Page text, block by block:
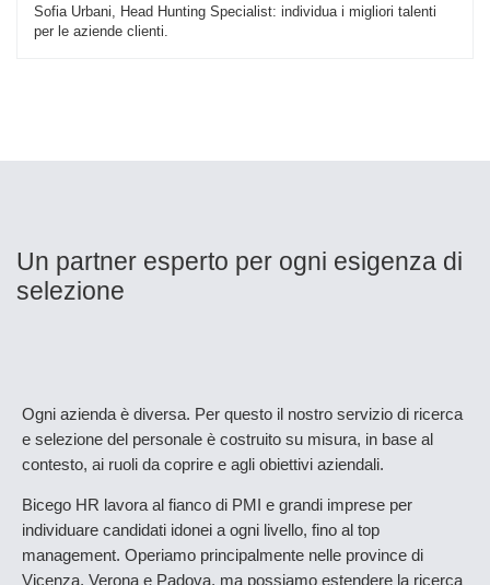
Sofia Urbani, Head Hunting Specialist: individua i migliori talenti
per le aziende clienti.
Un partner esperto per ogni esigenza di
selezione
Ogni azienda è diversa. Per questo il nostro servizio di ricerca
e selezione del personale è costruito su misura, in base al
contesto, ai ruoli da coprire e agli obiettivi aziendali.
Bicego HR lavora al fianco di PMI e grandi imprese per
individuare candidati idonei a ogni livello, fino al top
management. Operiamo principalmente nelle province di
Vicenza, Verona e Padova, ma possiamo estendere la ricerca